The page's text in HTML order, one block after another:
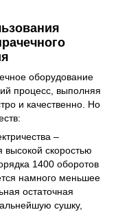
оборудование
процесс, выполняя
и качественно. Но
–
скоростью
1400 оборотов
намного меньшее
остаточная
сушку,